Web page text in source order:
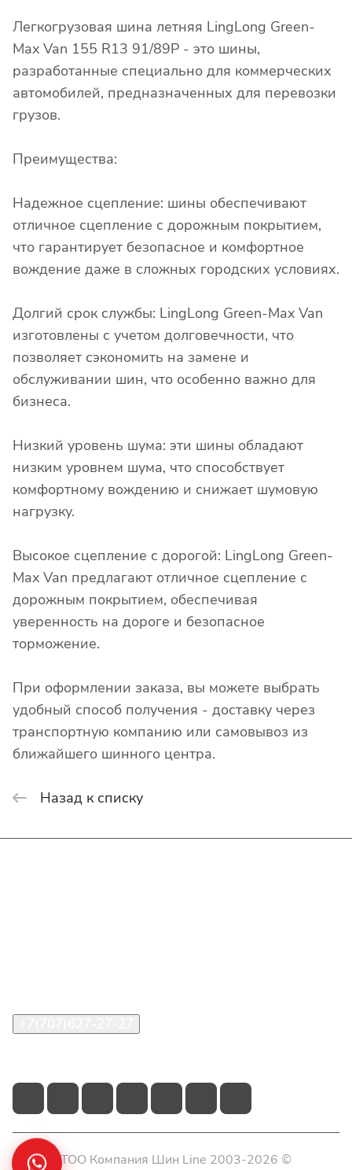
Легкогрузовая шина летняя LingLong Green-
Max Van 155 R13 91/89P - это шины,
разработанные специально для коммерческих
автомобилей, предназначенных для перевозки
грузов.
Преимущества:
Надежное сцепление: шины обеспечивают
отличное сцепление с дорожным покрытием,
что гарантирует безопасное и комфортное
вождение даже в сложных городских условиях.
Долгий срок службы: LingLong Green-Max Van
изготовлены с учетом долговечности, что
позволяет сэкономить на замене и
обслуживании шин, что особенно важно для
бизнеса.
Низкий уровень шума: эти шины обладают
низким уровнем шума, что способствует
комфортному вождению и снижает шумовую
нагрузку.
Высокое сцепление с дорогой: LingLong Green-
Max Van предлагают отличное сцепление с
дорожным покрытием, обеспечивая
уверенность на дороге и безопасное
торможение.
При оформлении заказа, вы можете выбрать
удобный способ получения - доставку через
транспортную компанию или самовывоз из
ближайшего шинного центра.
Назад к списку
© 2026 ТОО Компания Шин Line 2003-2026 ©